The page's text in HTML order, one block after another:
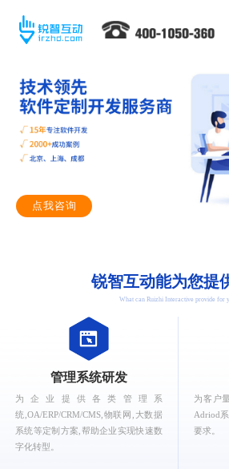
点我咨询
锐智互动能为您提
What can Ruizhi
管理系统研发
为企业提供各类管理系
统,OA/ERP/CRM/CMS,物联网,大数据
系统等定制方案,帮助企业实现快速数
字化转型。
为客户
Adriod
要求。